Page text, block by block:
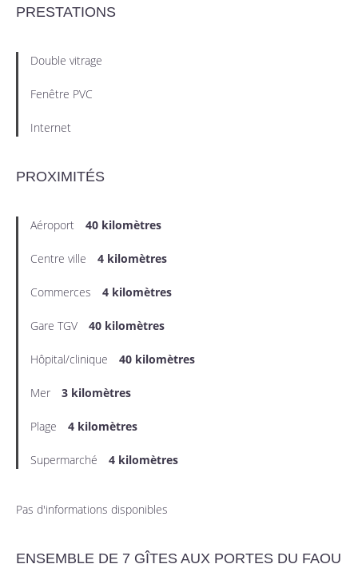
PRESTATIONS
Double vitrage
Fenêtre PVC
Internet
PROXIMITÉS
Aéroport 40 kilomètres
Centre ville 4 kilomètres
Commerces 4 kilomètres
Gare TGV 40 kilomètres
Hôpital/clinique 40 kilomètres
Mer 3 kilomètres
Plage 4 kilomètres
Supermarché 4 kilomètres
Pas d'informations disponibles
ENSEMBLE DE 7 GÎTES AUX PORTES DU FAOU